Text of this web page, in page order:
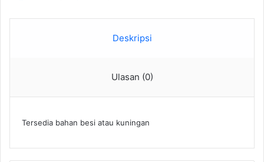
Deskripsi
Ulasan (0)
Tersedia bahan besi atau kuningan